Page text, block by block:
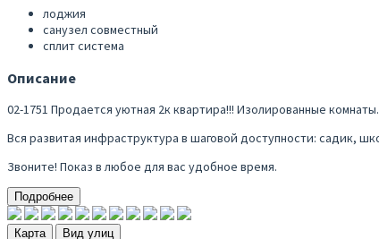
лоджия
санузел совместный
сплит система
Описание
02-1751 Продается уютная 2к квартира!!! Изолированные
Вся развитая инфраструктура в шаговой доступности: садик,
Звоните! Показ в любое для вас удобное время.
Подробнее
Карта Вид улиц